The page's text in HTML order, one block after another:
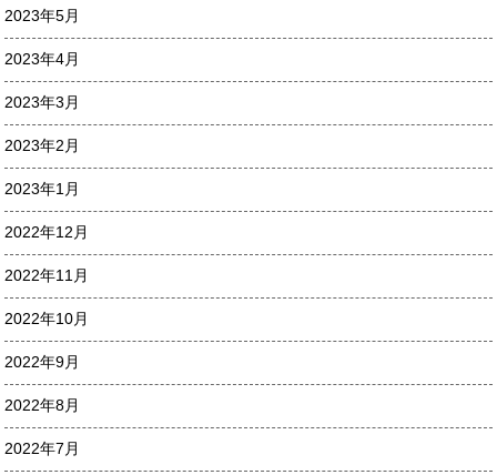
2023年5月
2023年4月
2023年3月
2023年2月
2023年1月
2022年12月
2022年11月
2022年10月
2022年9月
2022年8月
2022年7月